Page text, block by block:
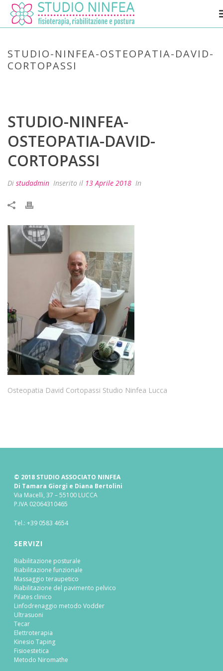
STUDIO-NINFEA-OSTEOPATIA-DAVID-
CORTOPASSI
STUDIO-NINFEA-
OSTEOPATIA-DAVID-
CORTOPASSI
Di studadmin Inserito il 13 Aprile 2018 In
Osteopatia David Cortopassi Studio Ninfea Lucca
© 2018 STUDIO ASSOCIATO NINFEA
Di Tamara Giorgi e Diana Bertolini
Via Macelli, 37 – 55100 LUCCA
P.IVA 02064310465
Tel.:+39 0583 4654
SERVIZI
Riabilitazione posturale
Riabilitazione funzionale
Massaggio teraupetico
Riabilitazione del pavimento pelvico
Pilates clinico
Linfodrenaggio metodo Vodder
Ultrasuoni
Tecar
Elettroterapia
Kinesio Taping
Fisioestetica
Metodo Niromathe